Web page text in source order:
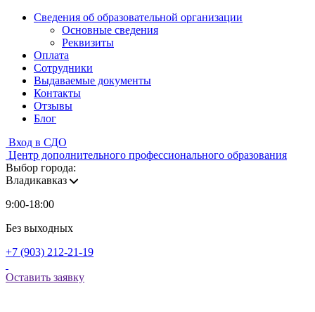
Сведения об образовательной организации
Основные сведения
Реквизиты
Оплата
Сотрудники
Выдаваемые документы
Контакты
Отзывы
Блог
Вход в СДО
Центр дополнительного профессионального образования
Выбор города:
Владикавказ
9:00-18:00
Без выходных
+7 (903) 212-21-19
Оставить заявку